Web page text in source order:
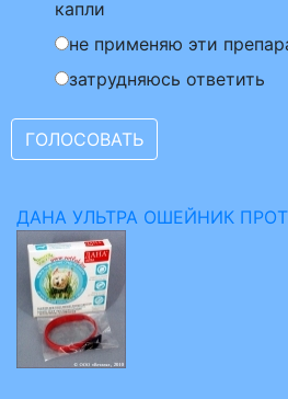
капли
не применяю эти
затрудняюсь ответить
ДАНА УЛЬТРА ОШЕЙНИК